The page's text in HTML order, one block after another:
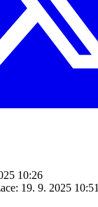
10:26
19. 9. 2025 10:51